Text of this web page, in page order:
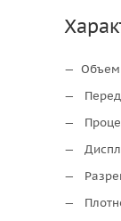
Объем